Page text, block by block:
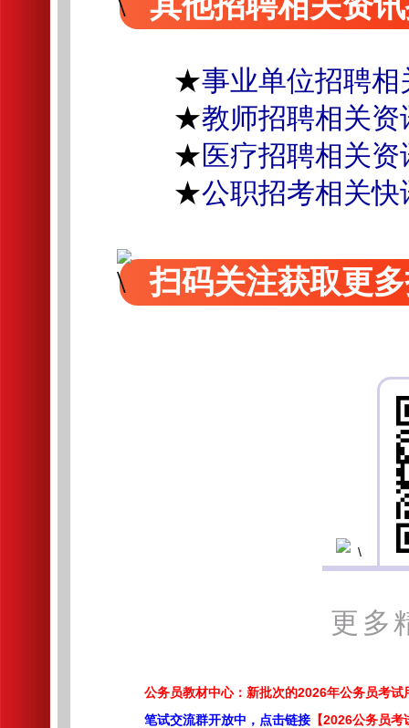
★事业单位招聘相
★教师招聘相关资
★医疗招聘相关资
★公职招考相关快
扫码关注获取更
更多
公务员教材中心：新批次的2026年公务员考试
笔试交流群开放中，点击链接 【2026公务员